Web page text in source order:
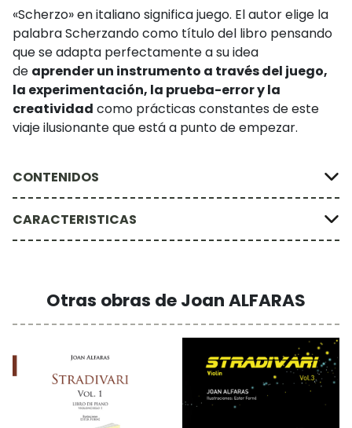
«Scherzo» en italiano significa juego. El autor elige la
palabra Scherzando como título del libro pensando
que se adapta perfectamente a su idea
de aprender un instrumento a través del juego,
la experimentación, la prueba-error y la
creatividad como prácticas constantes de este
viaje ilusionante que está a punto de empezar.
CONTENIDOS
CARACTERISTICAS
Otras obras de Joan ALFARAS